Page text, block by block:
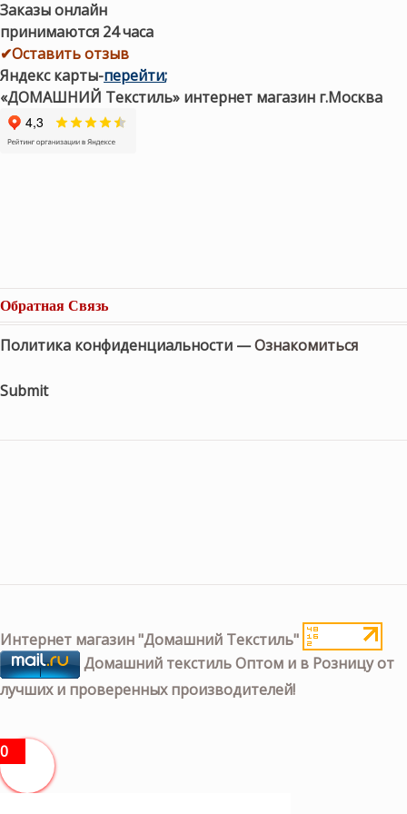
Заказы онлайн
принимаются 24 часа
✔Оставить отзыв
Яндекс карты-перейти;
«ДОМАШНИЙ Текстиль» интернет магазин г.Москва
Обратная Связь
Политика конфиденциальности —Ознакомиться
Submit
Интернет магазин "Домашний Текстиль"
Домашний текстиль Оптом и в Розницу от
лучших и проверенных производителей!
0